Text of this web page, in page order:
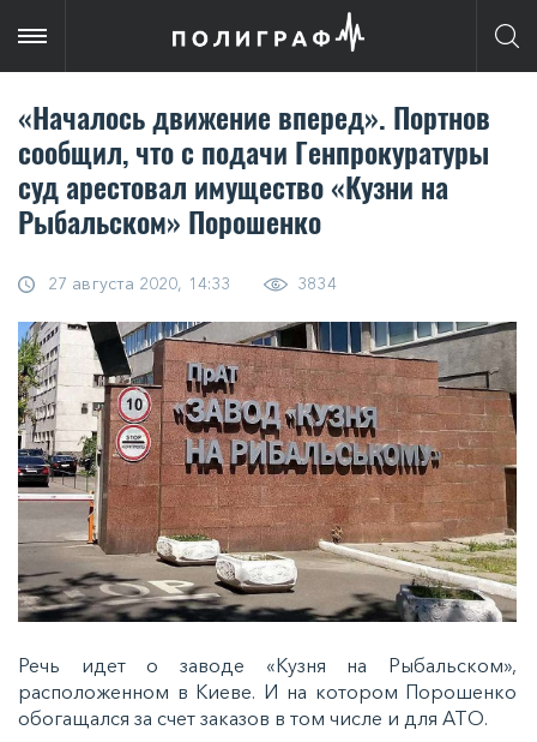
«Началось движение вперед». Портнов
сообщил, что с подачи Генпрокуратуры
суд арестовал имущество «Кузни на
Рыбальском» Порошенко
27 августа 2020, 14:33 3834
Речь идет о заводе «Кузня на Рыбальском»,
расположенном в Киеве. И на котором Порошенко
обогащался за счет заказов в том числе и для АТО.